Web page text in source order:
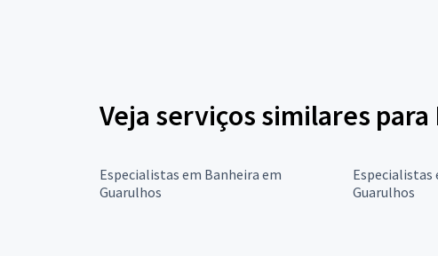
Veja serviços similares
Especialistas em Banheira em
Guarulhos
Especialistas
Guarulhos